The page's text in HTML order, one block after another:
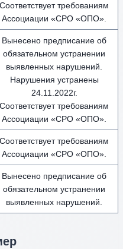
Соответствует требованиям
Ассоциации «СРО «ОПО».
Вынесено предписание об
обязательном устранении
выявленных нарушений.
Нарушения устранены
24.11.2022г.
Соответствует требованиям
Ассоциации «СРО «ОПО».
Соответствует требованиям
Ассоциации «СРО «ОПО».
Вынесено предписание об
обязательном устранении
выявленных нарушений.